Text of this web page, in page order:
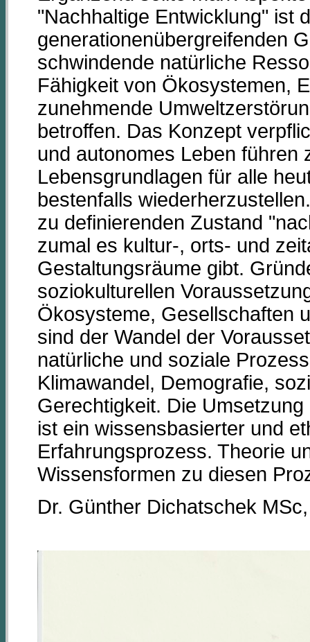
"Nachhaltige Entwicklung" ist
generationenübergreifenden
schwindende natürliche
Fähigkeit von Ökosystemen,
zunehmende
betroffen. Das Konzept
und autonomes Leben führen
Lebensgrundlagen für alle
bestenfalls
zu definierenden Zustand
zumal es kultur-, orts- und
Gestaltungsräume gibt.
soziokulturellen
Ökosysteme, Gesellschaften
sind der Wandel der
natürliche und soziale
Klimawandel, Demografie,
Gerechtigkeit. Die
ist ein wissensbasierter und
Erfahrungsprozess. Theorie
Wissensformen zu diesen
Dr. Günther Dichatschek